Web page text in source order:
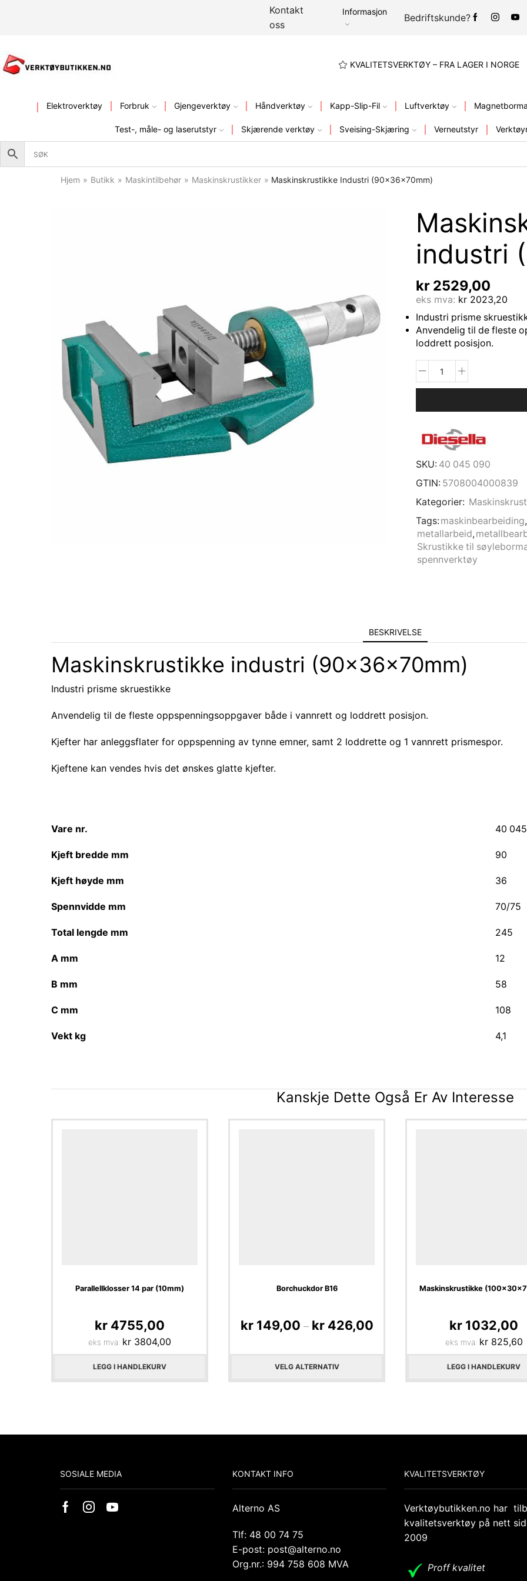
Kontakt
oss
Informasjon Bedriftskunde?
KVALITETSVERKTØY – FRA LAGER I NORGE
Elektroverktøy Forbruk Gjengeverktøy Håndverktøy Kapp-Slip-Fil Luftverktøy
Test-, måle- og laserutstyr Skjærende verktøy Sveising-Skjæring Verneutstyr
Hjem » Butikk » Maskintilbehør » Maskinskrustikker » Maskinskrustikke Industri (90x36x70mm)
industri
kr 2529,00
eks mva: kr 2023,20
Industri prisme
Anvendelig til de fleste
loddrett posisjon.
SKU: 40 045 090
GTIN: 5708004000839
Kategorier:
Tags: maskinbearbeiding,
metallarbeid,
Skrustikke til
spennverktøy
BESKRIVELSE
Maskinskrustikke industri (90x36x70mm)
Industri prisme skruestikke
Anvendelig til de fleste oppspenningsoppgaver både i vannrett og loddrett posisjon.
Kjefter har anleggsflater for oppspenning av tynne emner, samt 2 loddrette og 1 vannrett prismespor.
Kjeftene kan vendes hvis det ønskes glatte kjefter.
Vare nr. 40
Kjeft bredde mm 90
Kjeft høyde mm 36
Spennvidde mm 70/75
Total lengde mm 245
A mm 12
B mm 58
C mm 108
Vekt kg 4,1
Kanskje Dette Også Er Av Interesse
Parallellklosser 14 par (10mm)
kr 4755,00
eks mva: kr 3804,00
LEGG I HANDLEKURV
Borchuckdor B16
kr149,00 – kr426,00
VELG ALTERNATIV
Maskinskrustikke
kr 1032,00
eks mva: kr825,60
LEGG I HANDLEKURV
SOSIALE MEDIA KONTAKT INFO
Alterno AS
Tlf: 48 00 74 75
E-post: post@alterno.no
Org.nr.: 994 758 608 MVA
KVALITETSVERKTØY
Verktøybutikken.no har
kvalitetsverktøy på nett
2009
Proff kvalitet